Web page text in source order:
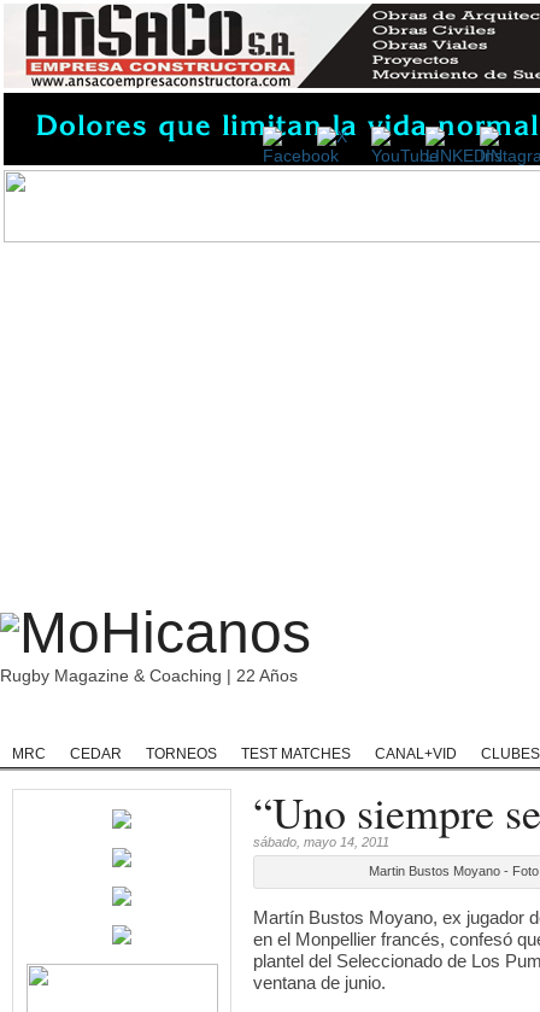
Rugby Magazine & Coaching | 22 Años
MRC
CEDAR TORNEOS TEST MATCHES CANAL+VID CLUBES
“Uno siempre
sábado, mayo 14, 2011
Martin Bustos Moyano -
Martín Bustos Moyano, ex jugador
en el Monpellier francés, confesó
plantel del Seleccionado de Los
ventana de junio.